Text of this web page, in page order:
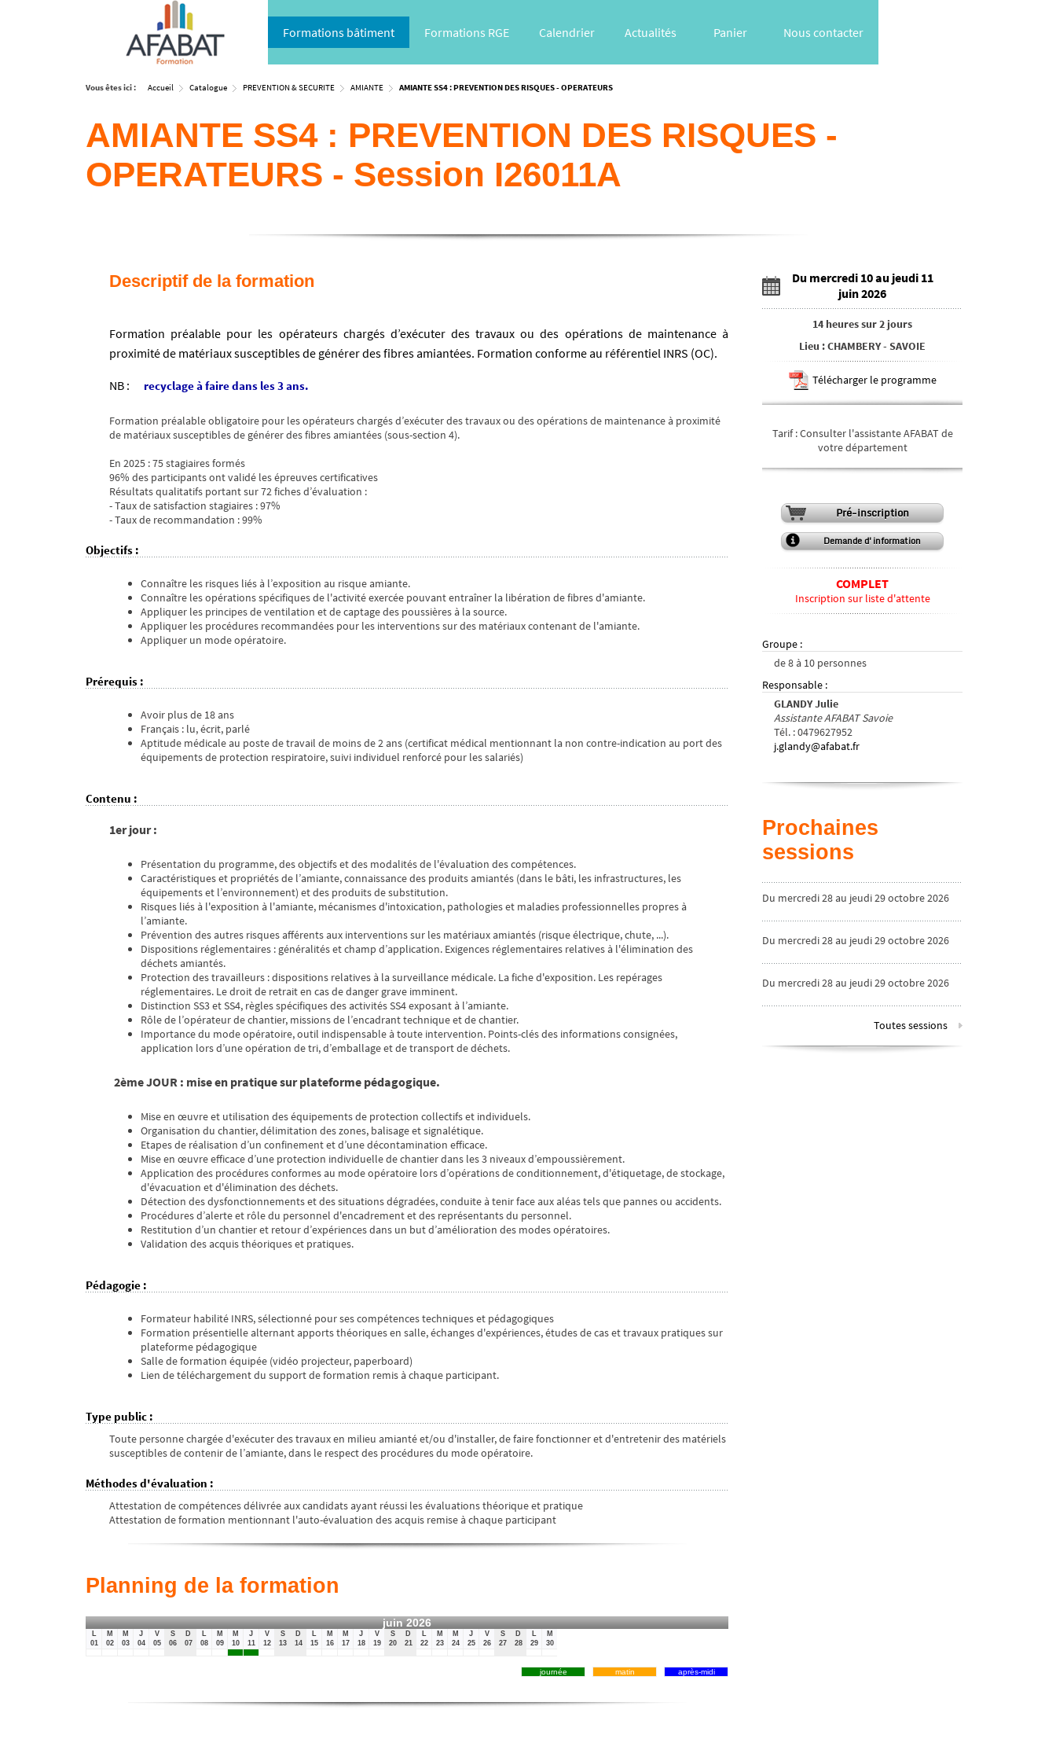
Formations bâtiment Formations RGE Calendrier Actualités Panier Nous contacter
Vous êtes ici : Accueil Catalogue PREVENTION & SECURITE AMIANTE AMIANTE SS4 : PREVENTION DES RISQUES - OPERATEURS
AMIANTE SS4 : PREVENTION DES RISQUES -
OPERATEURS - Session I26011A
Descriptif de la formation
Formation préalable pour les opérateurs chargés d’exécuter des travaux ou des opérations de maintenance à
proximité de matériaux susceptibles de générer des fibres amiantées. Formation conforme au référentiel INRS (OC).
NB : recyclage à faire dans les 3 ans.
Formation préalable obligatoire pour les opérateurs chargés d’exécuter des travaux ou des opérations de maintenance à proximité
de matériaux susceptibles de générer des fibres amiantées (sous-section 4).
En 2025 : 75 stagiaires formés
96% des participants ont validé les épreuves certificatives
Résultats qualitatifs portant sur 72 fiches d’évaluation :
- Taux de satisfaction stagiaires : 97%
- Taux de recommandation : 99%
Objectifs :
Connaître les risques liés à l’exposition au risque amiante.
Connaître les opérations spécifiques de l'activité exercée pouvant entraîner la libération de fibres d'amiante.
Appliquer les principes de ventilation et de captage des poussières à la source.
Appliquer les procédures recommandées pour les interventions sur des matériaux contenant de l'amiante.
Appliquer un mode opératoire.
Prérequis :
Avoir plus de 18 ans
Français : lu, écrit, parlé
Aptitude médicale au poste de travail de moins de 2 ans (certificat médical mentionnant la non contre-indication au port des
équipements de protection respiratoire, suivi individuel renforcé pour les salariés)
Contenu :
1er jour :
Présentation du programme, des objectifs et des modalités de l'évaluation des compétences.
Caractéristiques et propriétés de l’amiante, connaissance des produits amiantés (dans le bâti, les infrastructures, les
équipements et l’environnement) et des produits de substitution.
Risques liés à l'exposition à l'amiante, mécanismes d'intoxication, pathologies et maladies professionnelles propres à
l’amiante.
Prévention des autres risques afférents aux interventions sur les matériaux amiantés (risque électrique, chute, ...).
Dispositions réglementaires : généralités et champ d’application. Exigences réglementaires relatives à l'élimination des
déchets amiantés.
Protection des travailleurs : dispositions relatives à la surveillance médicale. La fiche d'exposition. Les repérages
réglementaires. Le droit de retrait en cas de danger grave imminent.
Distinction SS3 et SS4, règles spécifiques des activités SS4 exposant à l’amiante.
Rôle de l’opérateur de chantier, missions de l’encadrant technique et de chantier.
Importance du mode opératoire, outil indispensable à toute intervention. Points-clés des informations consignées,
application lors d’une opération de tri, d’emballage et de transport de déchets.
2ème JOUR : mise en pratique sur plateforme pédagogique.
Mise en œuvre et utilisation des équipements de protection collectifs et individuels.
Organisation du chantier, délimitation des zones, balisage et signalétique.
Etapes de réalisation d’un confinement et d’une décontamination efficace.
Mise en œuvre efficace d’une protection individuelle de chantier dans les 3 niveaux d’empoussièrement.
Application des procédures conformes au mode opératoire lors d’opérations de conditionnement, d'étiquetage, de stockage,
d'évacuation et d'élimination des déchets.
Détection des dysfonctionnements et des situations dégradées, conduite à tenir face aux aléas tels que pannes ou accidents.
Procédures d’alerte et rôle du personnel d'encadrement et des représentants du personnel.
Restitution d’un chantier et retour d’expériences dans un but d’amélioration des modes opératoires.
Validation des acquis théoriques et pratiques.
Pédagogie :
Formateur habilité INRS, sélectionné pour ses compétences techniques et pédagogiques
Formation présentielle alternant apports théoriques en salle, échanges d'expériences, études de cas et travaux pratiques sur
plateforme pédagogique
Salle de formation équipée (vidéo projecteur, paperboard)
Lien de téléchargement du support de formation remis à chaque participant.
Type public :
Toute personne chargée d'exécuter des travaux en milieu amianté et/ou d'installer, de faire fonctionner et d'entretenir des matériels
susceptibles de contenir de l’amiante, dans le respect des procédures du mode opératoire.
Méthodes d'évaluation :
Attestation de compétences délivrée aux candidats ayant réussi les évaluations théorique et pratique
Attestation de formation mentionnant l'auto-évaluation des acquis remise à chaque participant
Planning de la formation
juin 2026
01
M
02
M
03
J
04
V
05
S
06
D
07
08
M
09
M
10
J
11
V
12
S
13
D
14
15
M
16
M
17
J
18
V
19
S
20
D
21
22
M
23
M
24
J
25
V
26
S
27
D
28
29
M
30
journée matin après-midi
Du mercredi 10 au jeudi 11
juin 2026
14 heuressur2 jours
Lieu :CHAMBERY- SAVOIE
Télécharger le programme
Tarif :Consulter l'assistante AFABAT de
votre département
Pré-inscription
Demande d'information
COMPLET
Inscription sur liste d'attente
Groupe :
de8à 10 personnes
Responsable :
GLANDY Julie
Assistante AFABAT Savoie
Tél. :0479627952
j.glandy@afabat.fr
Prochaines
sessions
Du mercredi 28 au jeudi 29 octobre 2026
Du mercredi 28 au jeudi 29 octobre 2026
Du mercredi 28 au jeudi 29 octobre 2026
Toutes sessions